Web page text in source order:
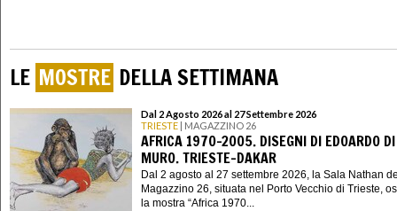
LE MOSTRE DELLA SETTIMANA
Dal 2 Agosto 2026 al 27 Settembre 2026
TRIESTE | MAGAZZINO 26
AFRICA 1970-2005. DISEGNI DI EDOARDO DI
MURO. TRIESTE-DAKAR
Dal 2 agosto al 27 settembre 2026, la Sala Nathan
Magazzino 26, situata nel Porto Vecchio di Trieste,
la mostra “Africa 1970...